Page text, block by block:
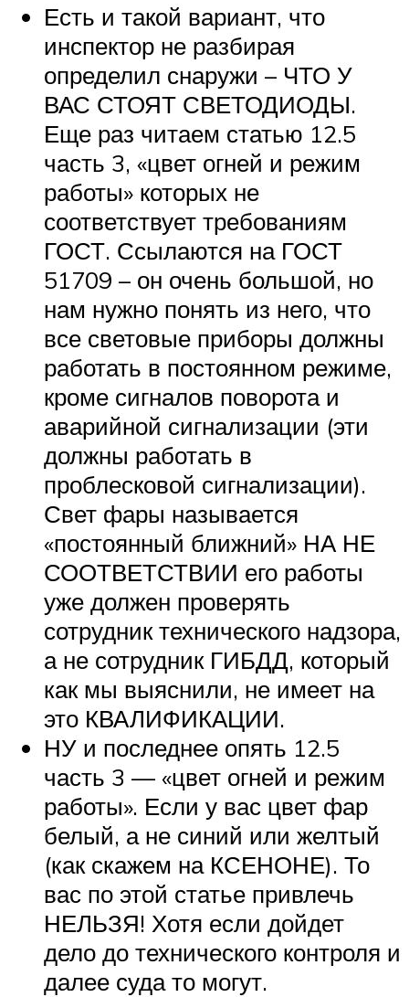
Есть и такой вариант, что
инспектор не разбирая
определил снаружи – ЧТО У
ВАС СТОЯТ СВЕТОДИОДЫ.
Еще раз читаем статью 12.5
часть 3, «цвет огней и режим
работы» которых не
соответствует требованиям
ГОСТ. Ссылаются на ГОСТ
51709 – он очень большой, но
нам нужно понять из него, что
все световые приборы должны
работать в постоянном режиме,
кроме сигналов поворота и
аварийной сигнализации (эти
должны работать в
проблесковой сигнализации).
Свет фары называется
«постоянный ближний» НА НЕ
СООТВЕТСТВИИ его работы
уже должен проверять
сотрудник технического надзора,
а не сотрудник ГИБДД, который
как мы выяснили, не имеет на
это КВАЛИФИКАЦИИ.
НУ и последнее опять 12.5
часть 3 — «цвет огней и режим
работы». Если у вас цвет фар
белый, а не синий или желтый
(как скажем на КСЕНОНЕ). То
вас по этой статье привлечь
НЕЛЬЗЯ! Хотя если дойдет
дело до технического контроля и
далее суда то могут.